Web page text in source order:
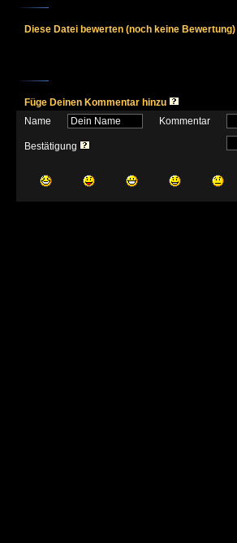
Diese Datei bewerten (noch keine Bewertung)
Füge Deinen Kommentar hinzu
Name
Kommentar
Bestätigung